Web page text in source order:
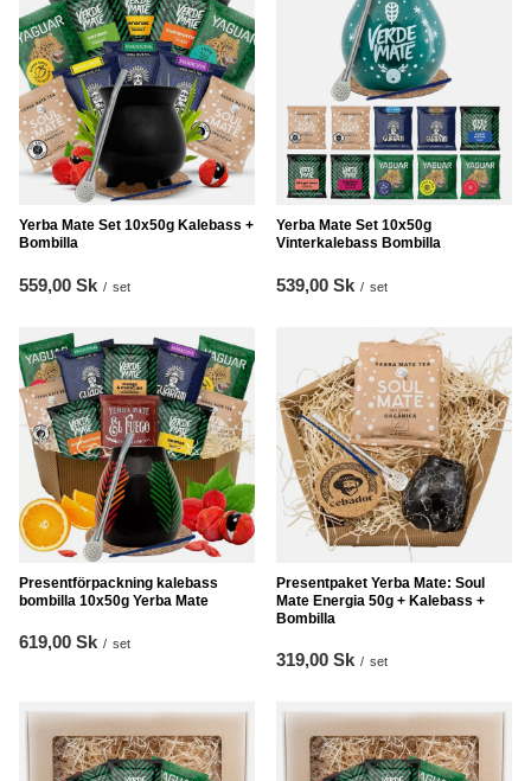
Yerba Mate Set 10x50g Kalebass +
Bombilla
559,00 Sk / set
Yerba Mate Set 10x50g
Vinterkalebass Bombilla
539,00 Sk / set
Presentförpackning kalebass
bombilla 10x50g Yerba Mate
619,00 Sk / set
Presentpaket Yerba Mate: Soul
Mate Energia 50g + Kalebass +
Bombilla
319,00 Sk / set